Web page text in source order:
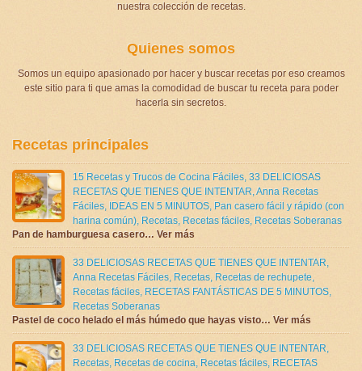
nuestra colección de recetas.
Quienes somos
Somos un equipo apasionado por hacer y buscar recetas por eso creamos
este sitio para ti que amas la comodidad de buscar tu receta para poder
hacerla sin secretos.
Recetas principales
15 Recetas y Trucos de Cocina Fáciles, 33 DELICIOSAS
RECETAS QUE TIENES QUE INTENTAR,Anna Recetas
Fáciles, IDEAS EN 5 MINUTOS, Pan casero fácil y rápido (con
harina común), Recetas, Recetas fáciles, Recetas Soberanas
Pan de hamburguesa casero… Ver más
33 DELICIOSAS RECETAS QUE TIENES QUE INTENTAR,
Anna Recetas Fáciles, Recetas, Recetas de rechupete,
Recetas fáciles, RECETAS FANTÁSTICAS DE 5 MINUTOS,
Recetas Soberanas
Pastel de coco helado el más húmedo que hayas visto… Ver más
33 DELICIOSAS RECETAS QUE TIENES QUE INTENTAR,
Recetas, Recetas de cocina, Recetas fáciles, RECETAS